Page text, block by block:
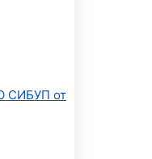
СИБУП от